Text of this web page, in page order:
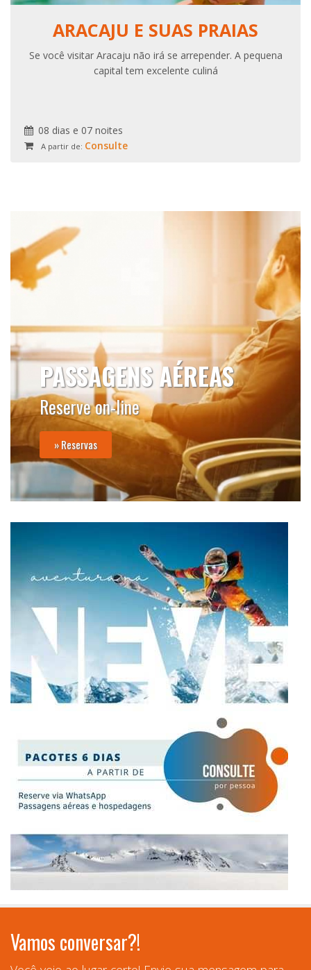
ARACAJU E SUAS PRAIAS
Se você visitar Aracaju não irá se arrepender. A pequena
capital tem excelente culiná
08 dias e 07 noites
A partir de: Consulte
PASSAGENS AÉREAS
Reserve on-line
» Reservas
Vamos conversar?!